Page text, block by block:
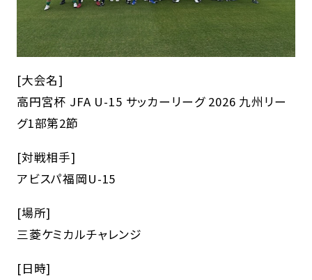
[大会名]
高円宮杯 JFA U-15 サッカーリーグ 2026 九州リー
グ1部第2節
[対戦相手]
アビスパ福岡U-15
[場所]
三菱ケミカルチャレンジ
[日時]